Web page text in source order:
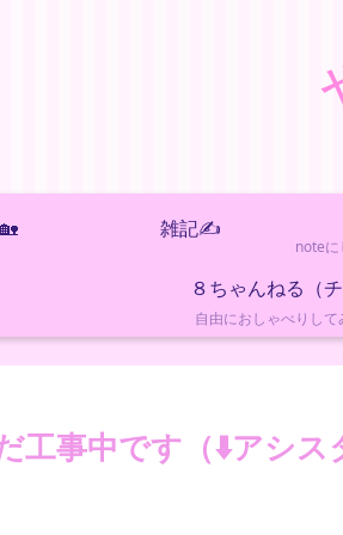
雑記✍️
自由におしゃべりして
工事中です（⬇️アシス